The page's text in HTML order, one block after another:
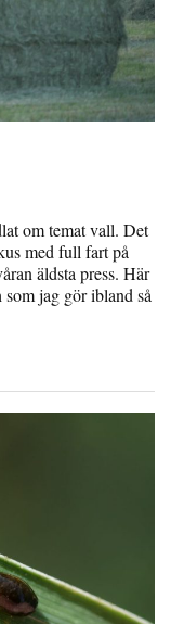
om temat vall. Det
med full fart på
äldsta press. Här
jag gör ibland så